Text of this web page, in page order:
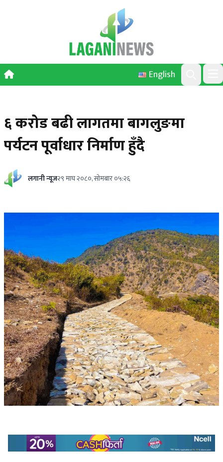
English
Search
६ करोड बढी लागतमा बागलुङमा
पर्यटन पूर्वाधार निर्माण हुँदै
लगानी न्यूज२९ माघ २०८०, सोमबार ०५:२६